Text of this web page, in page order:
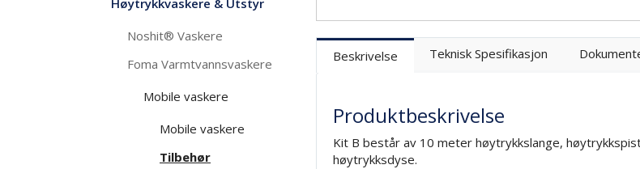
Høytrykkvaskere & Utstyr
Noshit® Vaskere
Foma Varmtvannsvaskere
Mobile vaskere
Mobile vaskere
Tilbehør
Beskrivelse Teknisk Spesifikasjon
Produktbeskrivelse
Kit B består av 10 meter høytrykkslange,
høytrykksdyse.